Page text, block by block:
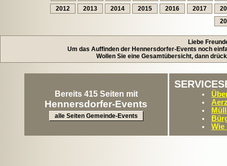
2012
2013 2014 2015 2016 2017
Liebe
Um das Auffinden der Hennersdorfer-Events noch
Wollen Sie eine Gesamtübersicht, dann
Bereits 415 Seiten mit
Hennersdorfer-Events
alle Seiten Gemeinde-Events
Wie